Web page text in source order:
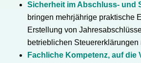
Sicherheit im Abschluss- und
bringen mehrjährige praktische
Erstellung von
betrieblichen Steuererklärungen
Fachliche Kompetenz, auf die